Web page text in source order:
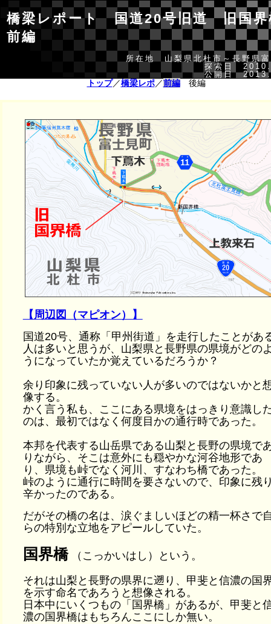
橋梁レポート 国道20号旧道 旧国
前編
所在地 山梨県北杜市～長野県
探索日
公開日
トップ／橋梁レポ／前編 後編
【周辺図（マピオン）】
国道20号、通称「甲州街道」を走行したことがあ
人は多いと思うが、山梨県と長野県の県境がどの
うになっていたか覚えているだろうか？
余り印象に残っていない人が多いのではないかと
像する。
かく言う私も、ここにある県境をはっきり意識し
のは、最初ではなく何度目かの通行時であった。
本邦を代表する山岳県である山梨と長野の県境で
りながら、そこは意外にも穏やかな河谷地形であ
り、県境も峠でなく河川、すなわち橋であった。
峠のように通行に時間を要さないので、印象に残
辛かったのである。
だがその橋の名は、涙ぐましいほどの精一杯さで
らの特別な立地をアピールしていた。
国界橋（こっかいはし）という。
それは山梨と長野の県界に遡り、甲斐と信濃の国
を示す命名であろうと想像される。
日本中にいくつもの「国界橋」があるが、甲斐と
濃の国界橋はもちろんここにしか無い。